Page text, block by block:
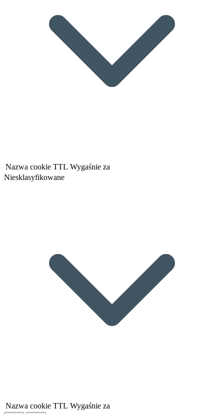
Nazwa cookie TTL Wygaśnie za
Niesklasyfikowane
Nazwa cookie TTL Wygaśnie za